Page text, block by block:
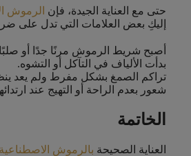
حتى مع العناية الجيدة، فإن الرموش
إليكِ بعض العلامات التي تدل على
أصبح شريط الرموش مرنًا جدًا أو
بدأت الألياف في التآكل أو التشوه.
تراكم الصمغ بشكل مفرط ولم يعد
شعور بعدم الراحة أو التهيج عند
الخاتمة
العناية الصحيحة بالرموش الاصطناعية